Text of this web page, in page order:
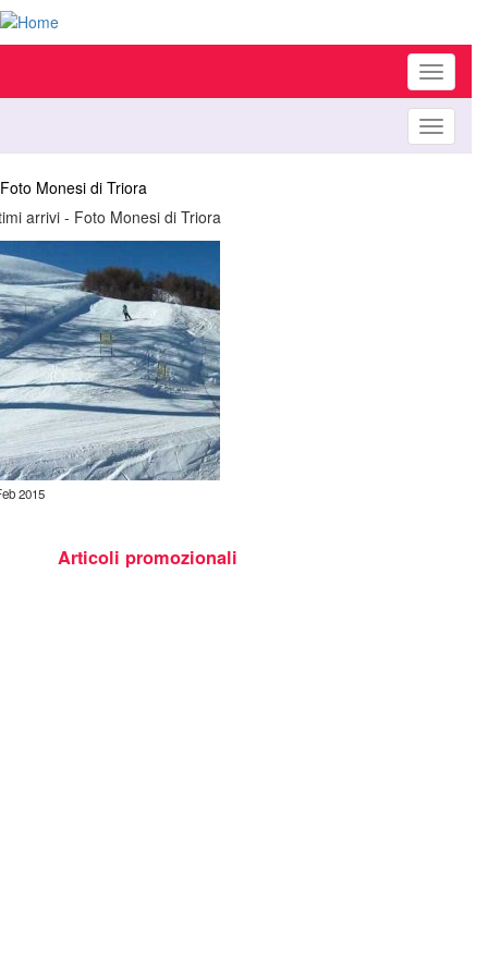
Toggle
Toggle
Foto Monesi di Triora
arrivi - Foto Monesi di Triora
2015